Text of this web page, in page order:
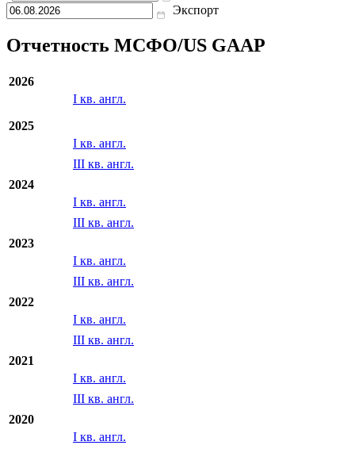
Экспорт
Отчетность МСФО/US GAAP
2026
I кв. англ.
2025
I кв. англ.
III кв. англ.
2024
I кв. англ.
III кв. англ.
2023
I кв. англ.
III кв. англ.
2022
I кв. англ.
III кв. англ.
2021
I кв. англ.
III кв. англ.
2020
I кв. англ.